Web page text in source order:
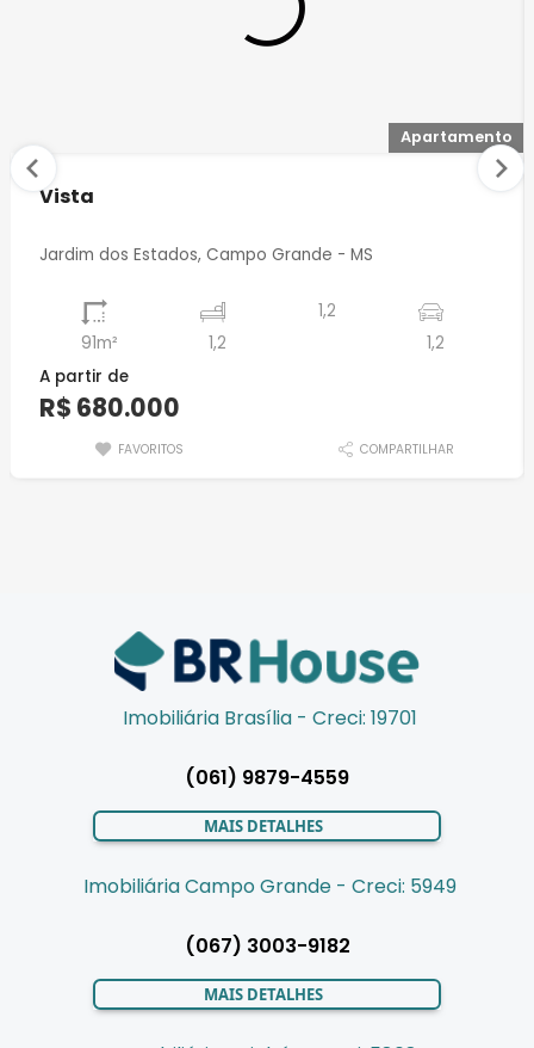
Apartamento
Vista
Jardim dos Estados, Campo Grande - MS
91m² 1,2
1,2
1,2
A partir de
R$ 680.000
FAVORITOS COMPARTILHAR
Imobiliária Brasília - Creci: 19701
(061) 9879-4559
MAIS DETALHES
Imobiliária Campo Grande - Creci: 5949
(067) 3003-9182
MAIS DETALHES